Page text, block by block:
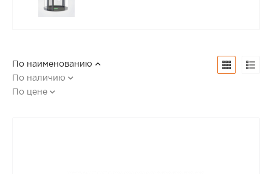
По наименованию
По наличию
По цене